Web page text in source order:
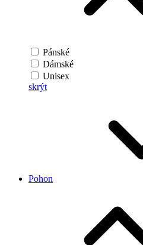
Pánské
Dámské
Unisex
skrýt
Pohon